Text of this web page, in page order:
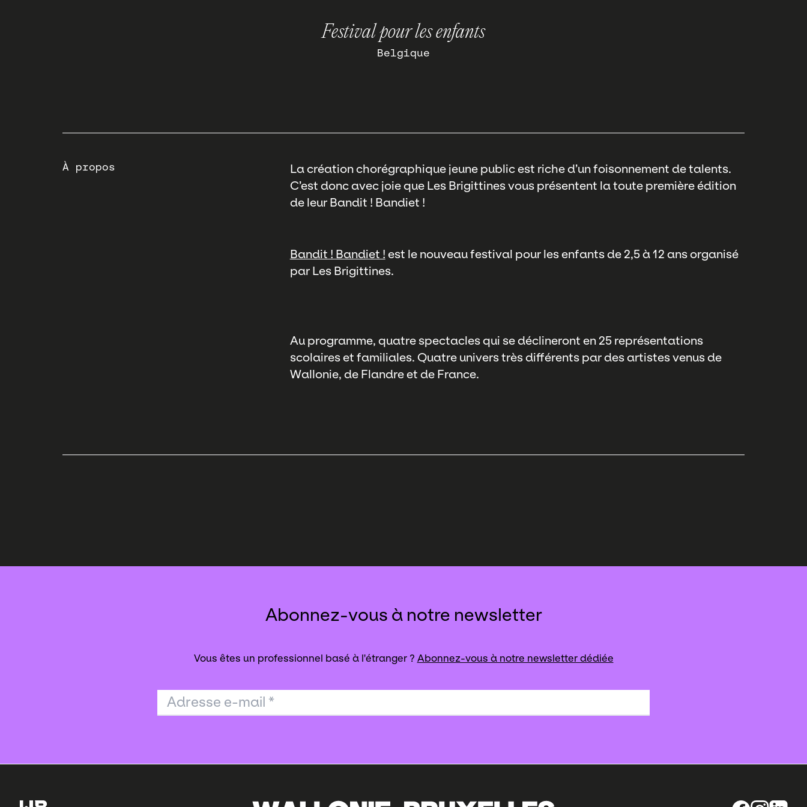
Festival pour les enfants
Belgique
À propos
La création chorégraphique jeune public est riche d’un foisonnement de talents.
C’est donc avec joie que Les Brigittines vous présentent la toute première édition
de leur Bandit ! Bandiet !
Bandit ! Bandiet ! est le nouveau festival pour les enfants de 2,5 à 12 ans organisé
par Les Brigittines.
Au programme, quatre spectacles qui se déclineront en 25 représentations
scolaires et familiales. Quatre univers très différents par des artistes venus de
Wallonie, de Flandre et de France.
Abonnez-vous à notre newsletter
Vous êtes un professionnel basé à l'étranger ? Abonnez-vous à notre newsletter dédiée
Adresse e-mail *